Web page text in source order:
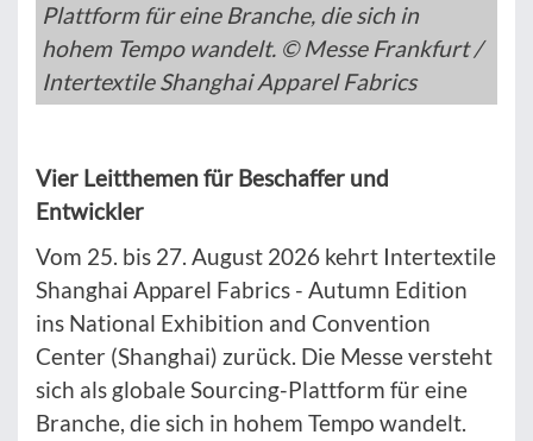
Plattform für eine Branche, die sich in
hohem Tempo wandelt. © Messe Frankfurt /
Intertextile Shanghai Apparel Fabrics
Vier Leitthemen für Beschaffer und
Entwickler
Vom 25. bis 27. August 2026 kehrt Intertextile
Shanghai Apparel Fabrics - Autumn Edition
ins National Exhibition and Convention
Center (Shanghai) zurück. Die Messe versteht
sich als globale Sourcing-Plattform für eine
Branche, die sich in hohem Tempo wandelt.